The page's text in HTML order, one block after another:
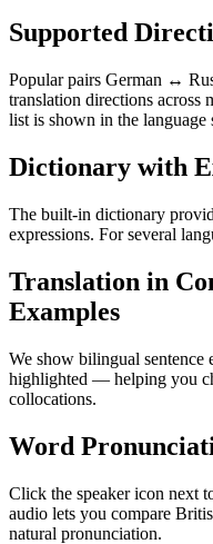
Supported
Popular pairs German ↔
translation directions across
list is shown in the language
Dictionary with
The built-in dictionary
expressions. For several
Translation in
Examples
We show bilingual sentence
highlighted — helping you
collocations.
Word
Click the speaker icon next
audio lets you compare
natural pronunciation.